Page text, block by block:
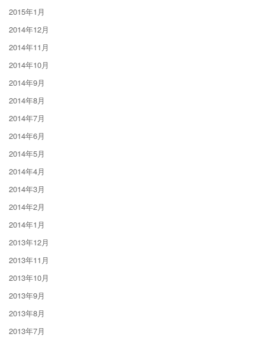
2015年1月
2014年12月
2014年11月
2014年10月
2014年9月
2014年8月
2014年7月
2014年6月
2014年5月
2014年4月
2014年3月
2014年2月
2014年1月
2013年12月
2013年11月
2013年10月
2013年9月
2013年8月
2013年7月